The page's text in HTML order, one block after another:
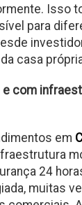
Isso
para
casa
e com
em
24
muitas